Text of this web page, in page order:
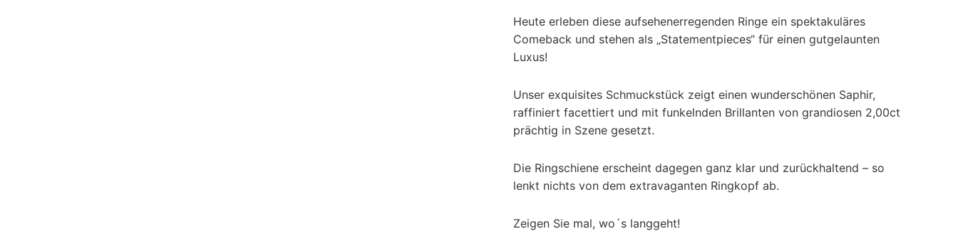
Heute erleben diese aufsehenerregenden Ringe ein spektakuläres
Comeback und stehen als „Statementpieces“ für einen gutgelaunten
Luxus!
Unser exquisites Schmuckstück zeigt einen wunderschönen Saphir,
raffiniert facettiert und mit funkelnden Brillanten von grandiosen 2,00ct
prächtig in Szene gesetzt.
Die Ringschiene erscheint dagegen ganz klar und zurückhaltend – so
lenkt nichts von dem extravaganten Ringkopf ab.
Zeigen Sie mal, wo´s langgeht!